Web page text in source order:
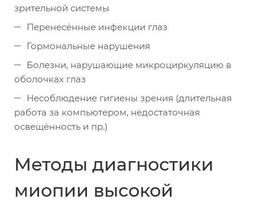
зрительной системы
Перенесённые инфекции глаз
Гормональные нарушения
Болезни, нарушающие микроциркуляцию в
оболочках глаз
Несоблюдение гигиены зрения (длительная
работа за компьютером, недостаточная
освещённость и пр.)
Методы диагностики
миопии высокой